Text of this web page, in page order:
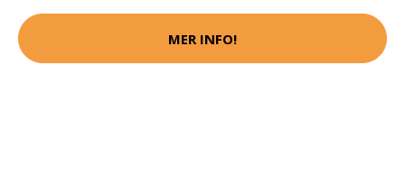
MER INFO!